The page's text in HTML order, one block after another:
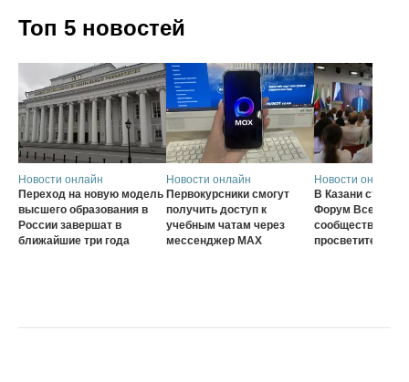
Топ 5 новостей
Новости онлайн
Переход на новую модель
высшего образования в
России завершат в
ближайшие три года
Новости онлайн
Первокурсники смогут
получить доступ к
учебным чатам через
мессенджер MAX
Новости онлайн
В Казани
Форум
сообщества
просветителей